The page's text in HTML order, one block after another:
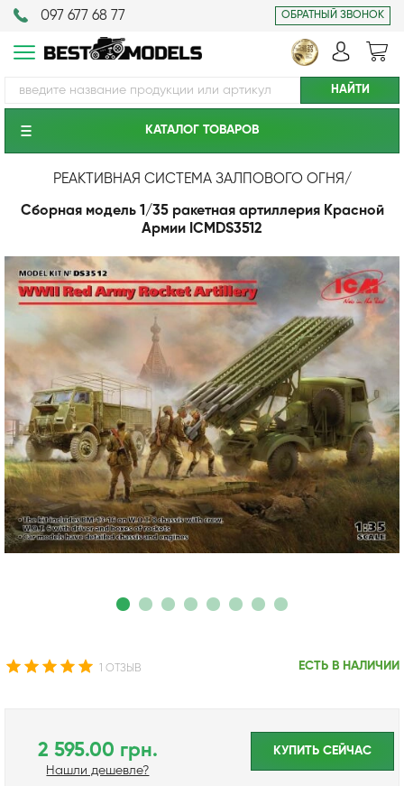
097 677 68 77 ОБРАТНЫЙ ЗВОНОК
КАТАЛОГ ТОВАРОВ
РЕАКТИВНАЯ СИСТЕМА ЗАЛПОВОГО ОГНЯ/
Сборная модель 1/35 ракетная артиллерия Красной
Армии ICMDS3512
1 ОТЗЫВ ЕСТЬ В НАЛИЧИИ
2 595.00 грн.
Нашли дешевле?
КУПИТЬ CЕЙЧАС